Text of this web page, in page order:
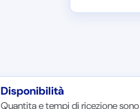
Disponibilità
Quantita e tempi di ricezione sono